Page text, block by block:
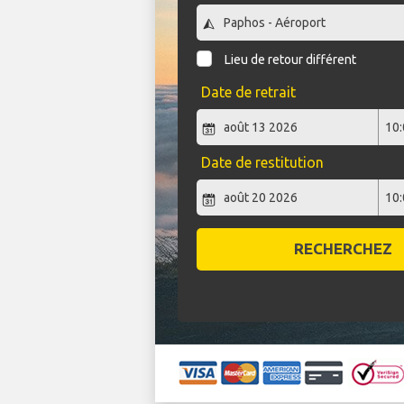
Lieu de retour différent
Date de retrait
Date de restitution
RECHERCHEZ